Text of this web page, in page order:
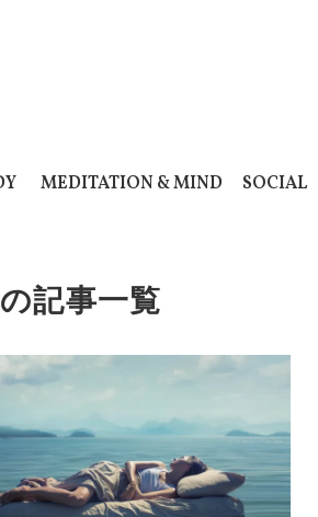
MEDITATION & MIND SOCIAL
記事一覧